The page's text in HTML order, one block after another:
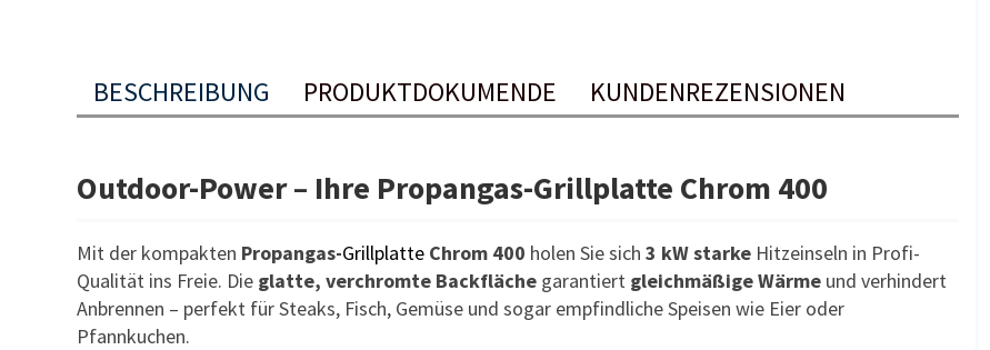
BESCHREIBUNG PRODUKTDOKUMENDE KUNDENREZENSIONEN
Outdoor-Power – Ihre Propangas-Grillplatte Chrom 400
Mit der kompakten Propangas-Grillplatte Chrom 400 holen Sie sich 3 kW starkeHitzeinseln in Profi-
Qualität ins Freie. Die glatte, verchromte Backflächegarantiert gleichmäßige Wärmeund verhindert
Anbrennen – perfekt für Steaks, Fisch, Gemüse und sogar empfindliche Speisen wie Eier oder
Pfannkuchen.